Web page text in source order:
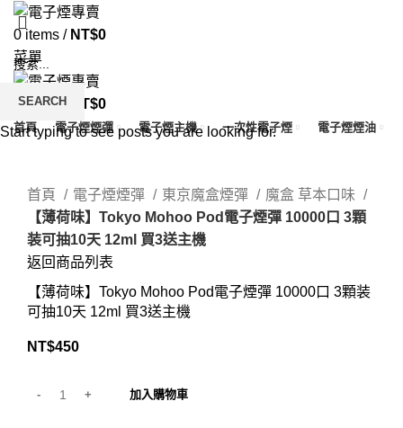
0 items / NT$0
菜單
0items / NT$0
首頁 電子煙煙彈 電子煙主機 一次性電子煙 電子煙煙油
首頁
電子煙煙彈 東京魔盒煙彈
魔盒 草本口味
【薄荷味】Tokyo Mohoo Pod電子煙彈 10000口 3顆
装可抽10天 12ml 買3送主機
返回商品列表
【薄荷味】Tokyo Mohoo Pod電子煙彈 10000口 3顆装
可抽10天 12ml 買3送主機
NT$450
加入購物車
SEARCH
Start typing to see posts you are looking for.